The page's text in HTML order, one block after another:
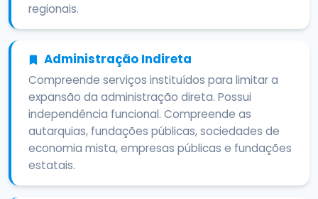
regionais.
Administração Indireta
Compreende serviços instituídos para limitar a
expansão da administração direta. Possui
independência funcional. Compreende as
autarquias, fundações públicas, sociedades de
economia mista, empresas públicas e fundações
estatais.